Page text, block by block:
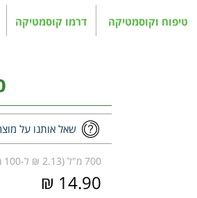
טיפוח וקוסמטיקה דרמו קוסמטיקה
שאל אותנו על
700 מ"ל (2.13 ₪ ל-100 מ"ל)
14.90 ₪